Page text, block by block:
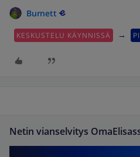
Burnett
KESKUSTELU KÄYNNISSÄ →
Netin vianselvitys